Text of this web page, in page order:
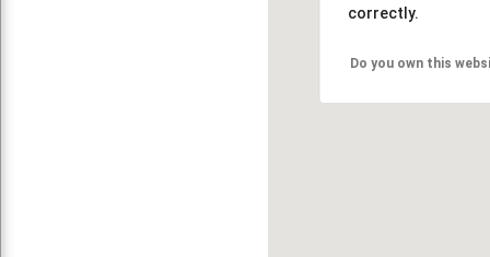
correctly.
Do you own this